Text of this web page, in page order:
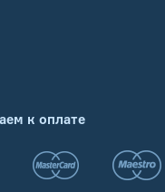
к оплате